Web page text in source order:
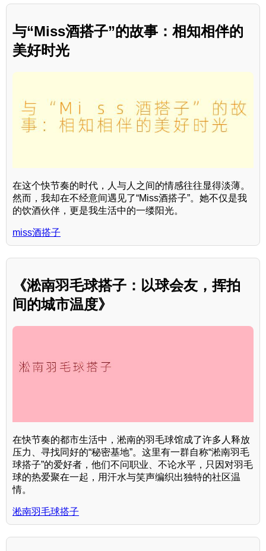
与“Miss酒搭子”的故事：相知相伴的
美好时光
在这个快节奏的时代，人与人之间的情感往往显得淡薄。
然而，我却在不经意间遇见了“Miss酒搭子”。她不仅是我
的饮酒伙伴，更是我生活中的一缕阳光。
miss酒搭子
《淞南羽毛球搭子：以球会友，挥拍
间的城市温度》
在快节奏的都市生活中，淞南的羽毛球馆成了许多人释放
压力、寻找同好的“秘密基地”。这里有一群自称“淞南羽毛
球搭子”的爱好者，他们不问职业、不论水平，只因对羽毛
球的热爱聚在一起，用汗水与笑声编织出独特的社区温
情。
淞南羽毛球搭子